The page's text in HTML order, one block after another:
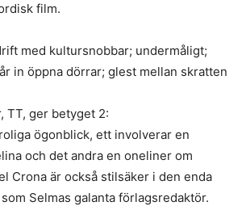
film.
med kultursnobbar; undermåligt;
in öppna dörrar; glest mellan skratten
TT, ger betyget 2:
ögonblick, ett involverar en
och det andra en oneliner om
Crona är också stilsäker i den enda
Selmas galanta förlagsredaktör.